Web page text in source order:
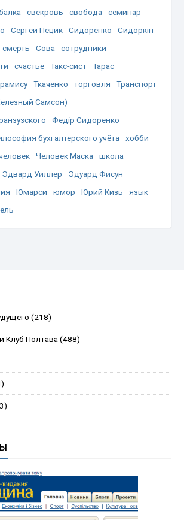
свекровь свобода
семинар
Сергей Пецик Сидоренко
Сидоркін
смерть Сова
сотрудники
счастье Такс-сист
Тарас
Ткаченко торговля
Транспорт
Самсон)
Федір Сидоренко
бухгалтерского учёта
хобби
Человек Маска
школа
Эдвард Уиллер
Эдуард Фисун
Юмарси юмор Юрий Кизь
язык
(218)
Клуб Полтава(488)